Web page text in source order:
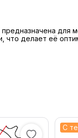
предназначена
что делает её
С